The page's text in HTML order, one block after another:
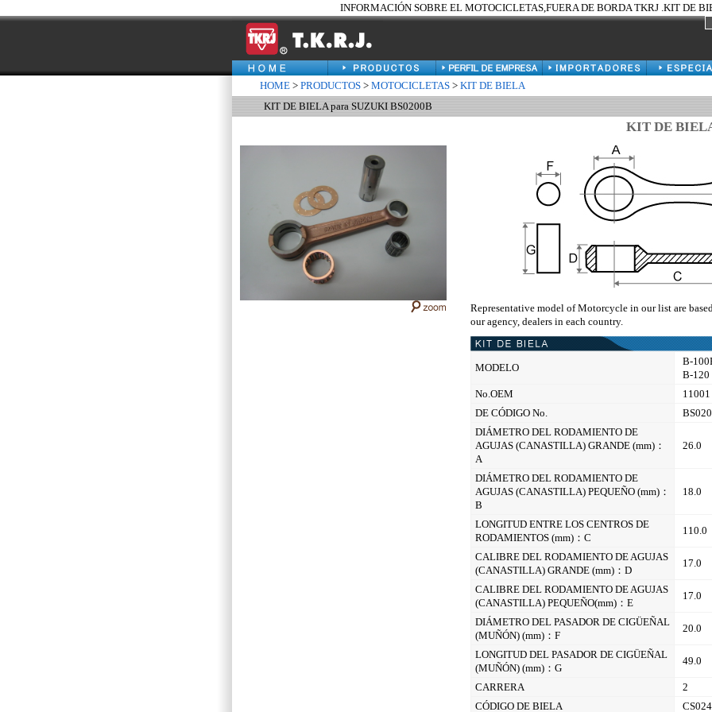
INFORMACIÓN SOBRE EL MOTOCICLETAS,FUERA DE BORDA TKRJ .KIT DE
HOME > PRODUCTOS > MOTOCICLETAS > KIT DE BIELA
KIT DE BIELA para SUZUKI BS0200B
KIT DE
Representative model of Motorcycle in our list are
our agency, dealers in each country.
MODELO
B-
B-120
No.OEM
11001
DE CÓDIGO No.
DIÁMETRO DEL RODAMIENTO DE
AGUJAS (CANASTILLA) GRANDE (mm)：
A
26.0
DIÁMETRO DEL RODAMIENTO DE
AGUJAS (CANASTILLA) PEQUEÑO (mm)：
B
18.0
LONGITUD ENTRE LOS CENTROS DE
RODAMIENTOS (mm)：C
110.0
CALIBRE DEL RODAMIENTO DE AGUJAS
(CANASTILLA) GRANDE (mm)：D
17.0
CALIBRE DEL RODAMIENTO DE AGUJAS
(CANASTILLA) PEQUEÑO(mm)：E
17.0
DIÁMETRO DEL PASADOR DE CIGÜEÑAL
(MUÑÓN) (mm)：F
20.0
LONGITUD DEL PASADOR DE CIGÜEÑAL
(MUÑÓN) (mm)：G
49.0
CARRERA
2
CÓDIGO DE BIELA